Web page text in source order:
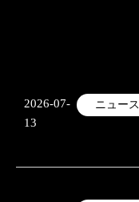
2026-07-
13
ニュース